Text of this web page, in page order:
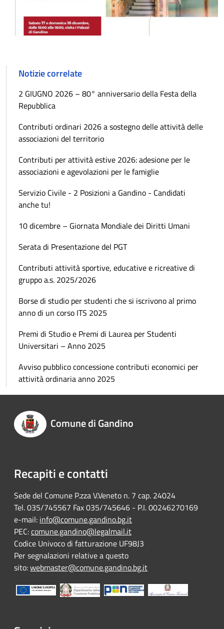
Notizie correlate
2 GIUGNO 2026 – 80° anniversario della Festa della
Repubblica
Contributi ordinari 2026 a sostegno delle attività delle
associazioni del territorio
Contributi per attività estive 2026: adesione per le
associazioni e agevolazioni per le famiglie
Servizio Civile - 2 Posizioni a Gandino - Candidati
anche tu!
10 dicembre – Giornata Mondiale dei Diritti Umani
Serata di Presentazione del PGT
Contributi attività sportive, educative e ricreative di
gruppo a.s. 2025/2026
Borse di studio per studenti che si iscrivono al primo
anno di un corso ITS 2025
Premi di Studio e Premi di Laurea per Studenti
Universitari – Anno 2025
Avviso pubblico concessione contributi economici per
attività ordinaria anno 2025
Comune di Gandino
Recapiti e contatti
Sede del Comune P.zza V.Veneto n. 7 cap. 24024
Tel. 035/745567 Fax 035/745646 - P.I. 00246270169
e-mail: info@comune.gandino.bg.it
PEC:comune.gandino@legalmail.it
Codice Univoco di fatturazione UF98J3
Per segnalazioni relative a questo
sito:webmaster@comune.gandino.bg.it